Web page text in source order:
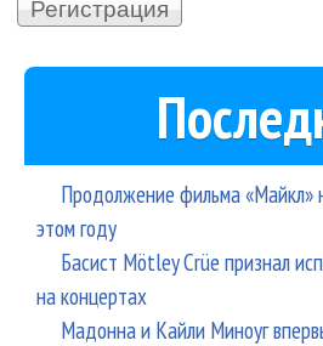
Продолжение фильма «Майкл»
этом году
Басист Mötley Crüe признал
на концертах
Мадонна и Кайли Миноуг